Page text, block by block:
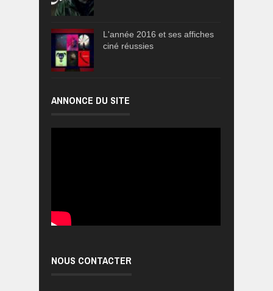
L'année 2016 et ses affiches
ciné réussies
ANNONCE DU SITE
NOUS CONTACTER